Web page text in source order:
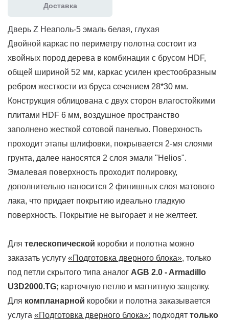
Доставка
Дверь Z Неаполь-5 эмаль белая, глухая
Двойной каркас по периметру полотна состоит из
хвойных пород дерева в комбинации с брусом HDF,
общей шириной 52 мм, каркас усилен крестообразным
ребром жесткости из бруса сечением 28*30 мм.
Конструкция облицована с двух сторон влагостойкими
плитами HDF 6 мм, воздушное пространство
заполнено жесткой сотовой панелью. Поверхность
проходит этапы шлифовки, покрывается 2-мя слоями
грунта, далее наносятся 2 слоя эмали "Helios".
Эмалевая поверхность проходит полировку,
дополнительно наносится 2 финишных слоя матового
лака, что придает покрытию идеально гладкую
поверхность. Покрытие не выгорает и не желтеет.
Для телескопической коробки и полотна можно
заказать услугу «Подготовка дверного блока», только
под петли скрытого типа аналог AGB 2.0 - Armadillo
U3D2000.TG; карточную петлю и магнитную защелку.
Для компланарной коробки и полотна заказывается
услуга «Подготовка дверного блока»: подходят только